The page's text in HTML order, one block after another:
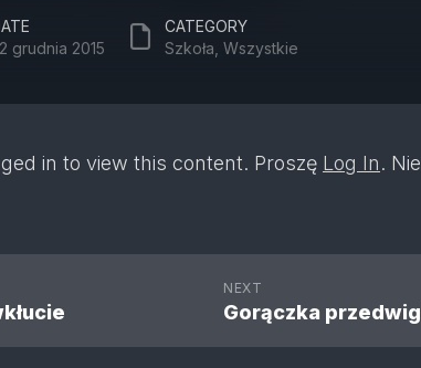
grudnia 2015
CATEGORY
Szkoła Wszystkie
in to view this content. Proszę Log In.
NEXT
Gorączka